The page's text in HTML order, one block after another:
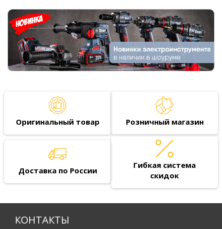
Оригинальный товар Розничный магазин
Доставка по России
Гибкая система
скидок
КОНТАКТЫ